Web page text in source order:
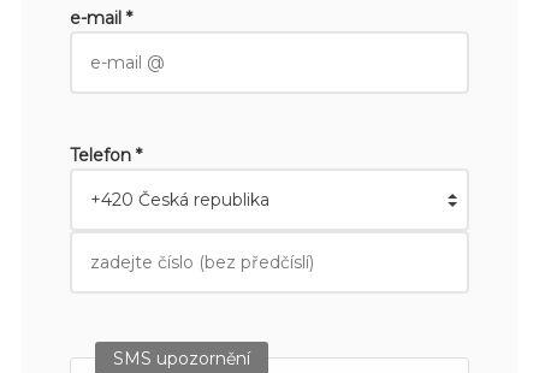
e-mail *
Telefon *
SMS upozornění